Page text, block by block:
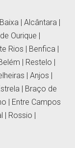
| Alcântara |
Ourique |
Rios | Benfica |
| Restelo |
| Anjos |
| Braço de
| Entre Campos
| Rossio |